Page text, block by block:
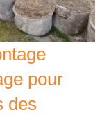
pour
des